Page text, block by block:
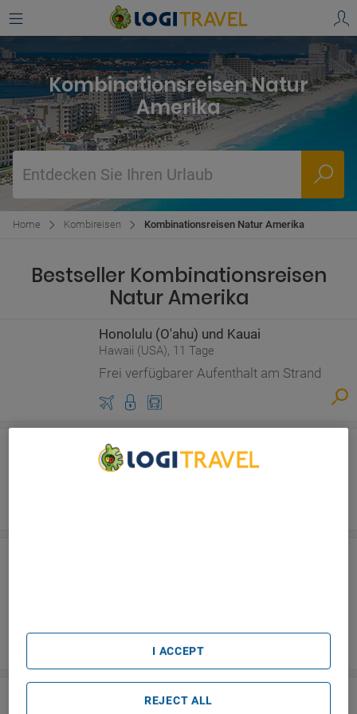
Kombinationsreisen Natur
Amerika
Entdecken Sie Ihren Urlaub
Home Kombireisen Kombinationsreisen Natur Amerika
Bestseller Kombinationsreisen
Natur Amerika
Honolulu (O'ahu) und Kauai
Hawaii (USA), 11 Tage
Frei verfügbarer Aufenthalt am Strand
Maui, Kauai und Hawaii Big Island
Hawaii (USA), 13 Tage
Honolulu (O'ahu), Kauai und Maui
Hawaii (USA), 13 Tage
REJECT ALL
I ACCEPT